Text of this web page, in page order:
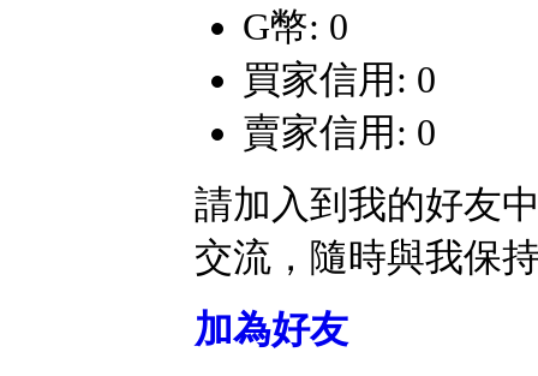
G幣: 0
買家信用: 0
賣家信用: 0
請加入到我的好友
交流，隨時與我保
加為好友